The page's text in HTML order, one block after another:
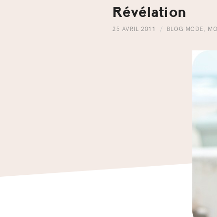
Révélation
25 AVRIL 2011 BLOG MODE